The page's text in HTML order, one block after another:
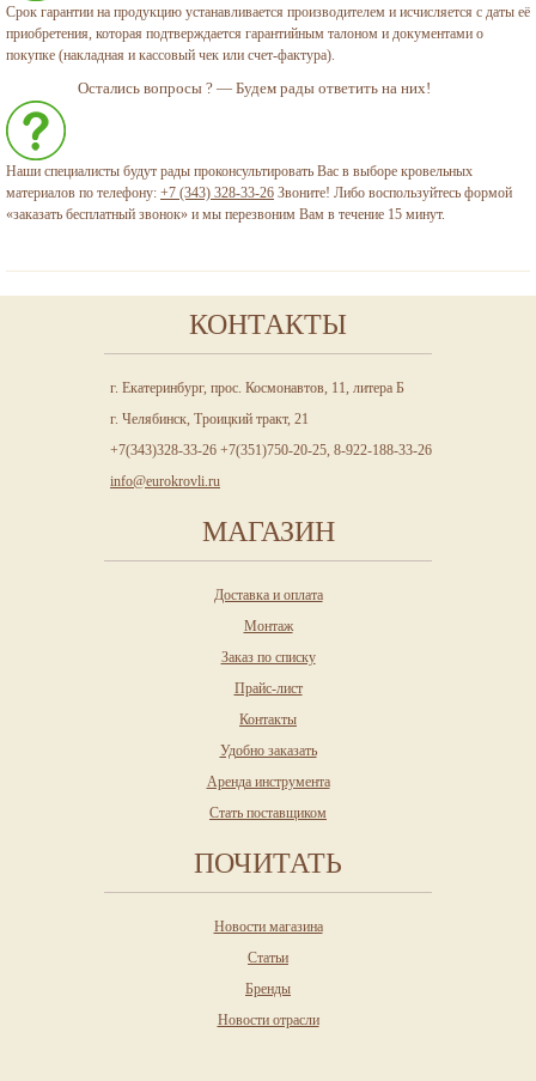
Срок гарантии на продукцию устанавливается производителем и исчисляется с даты её
приобретения, которая подтверждается гарантийным талоном и документами о
покупке (накладная и кассовый чек или счет-фактура).
Остались вопросы ? — Будем рады ответить на них!
Наши специалисты будут рады проконсультировать Вас в выборе кровельных
материалов по телефону: +7 (343) 328-33-26 Звоните! Либо воспользуйтесь формой
«заказать бесплатный звонок» и мы перезвоним Вам в течение 15 минут.
КОНТАКТЫ
г. Екатеринбург, прос. Космонавтов, 11, литера Б
г. Челябинск, Троицкий тракт, 21
+7(343)328-33-26 +7(351)750-20-25, 8-922-188-33-26
info@eurokrovli.ru
МАГАЗИН
Доставка и оплата
Монтаж
Заказ по списку
Прайс-лист
Контакты
Удобно заказать
Аренда инструмента
Стать поставщиком
ПОЧИТАТЬ
Новости магазина
Статьи
Бренды
Новости отрасли